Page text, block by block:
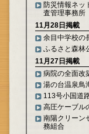
防災情報ネ
査管理事務所
11月28日掲載
余目中学校
ふるさと森
11月27日掲載
病院の全面
湯の台温泉
113号小国道
高圧ケーブ
南陽クリー
務組合